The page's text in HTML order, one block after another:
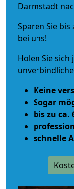
Darmstadt
Sparen Sie
bei uns!
Holen Sie
Keine
Sogar
bis zu ca.
schnelle